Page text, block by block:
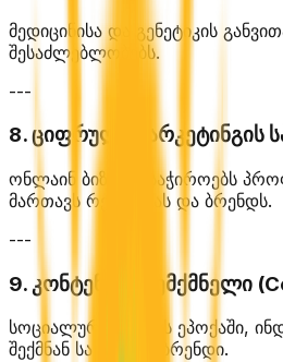
მედიცინისა და გენეტიკის
შესაძლებლობებს.
---
8. ციფრული მარკეტინგის
ონლაინ ბიზნესი საჭიროებს
მართავს რეკლამას და ბრენდს.
---
9. კონტენტის შემქმნელი
სოციალური მედიის ეპოქაში,
შექმნან საკუთარი ბრენდი.